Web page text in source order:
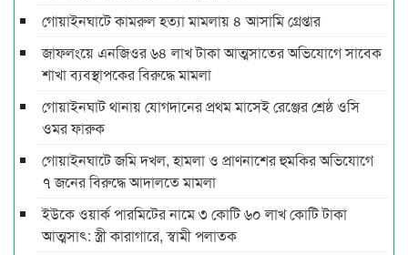
গোয়াইনঘাটে কামরুল হত্যা মামলায় ৪ আসামি গ্রেপ্তার
জাফলংয়ে এনজিওর ৬৪ লাখ টাকা আত্মসাতের অভিযোগে সাবেক
শাখা ব্যবস্থাপকের বিরুদ্ধে মামলা
গোয়াইনঘাট থানায় যোগদানের প্রথম মাসেই রেঞ্জের শ্রেষ্ঠ ওসি
ওমর ফারুক
গোয়াইনঘাটে জমি দখল, হামলা ও প্রাণনাশের হুমকির অভিযোগে
৭ জনের বিরুদ্ধে আদালতে মামলা
ইউকে ওয়ার্ক পারমিটের নামে ৩ কোটি ৬০ লাখ কোটি টাকা
আত্মসাৎ: স্ত্রী কারাগারে, স্বামী পলাতক